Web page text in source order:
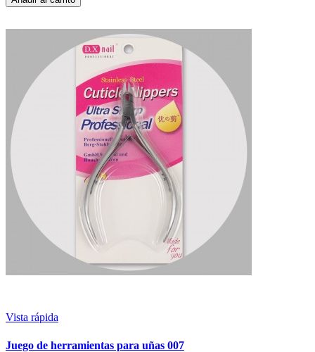
Vista rápida
Juego de herramientas para uñas 007